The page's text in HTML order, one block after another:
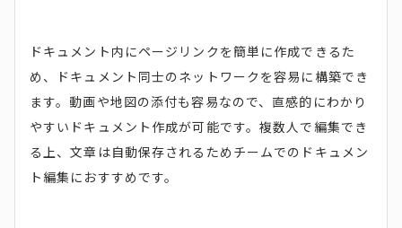
ドキュメント内にページリンクを簡単に作成できるた
め、ドキュメント同士のネットワークを容易に構築でき
ます。動画や地図の添付も容易なので、直感的にわかり
やすいドキュメント作成が可能です。複数人で編集でき
る上、文章は自動保存されるためチームでのドキュメン
ト編集におすすめです。